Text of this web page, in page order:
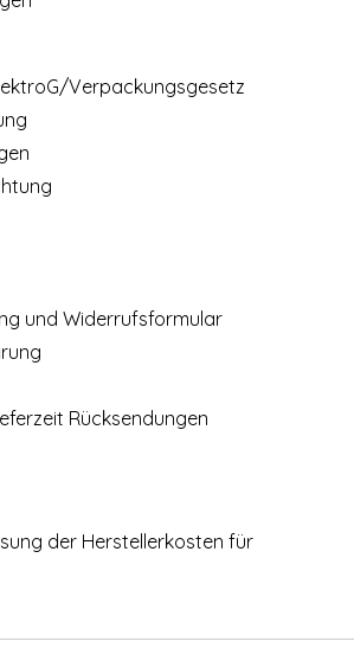
Verpackungsgesetz
und Widerrufsformular
Rücksendungen
der Herstellerkosten für